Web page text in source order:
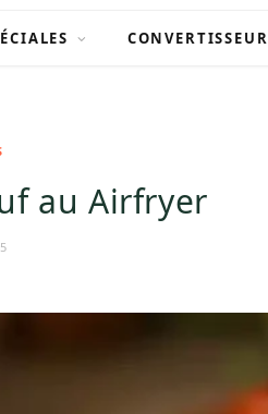
CONVERTISSEUR
au Airfryer